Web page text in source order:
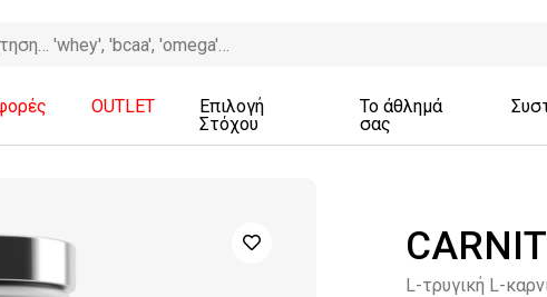
OUTLET
Επιλογή
Στόχου
Το άθλημά
σας
L-τρυγική L-